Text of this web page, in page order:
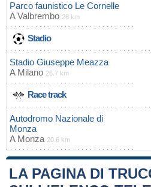
Parco faunistico Le Cornelle
AValbrembo 28 km
Stadio
Stadio Giuseppe Meazza
A Milano 26.7 km
Race track
Autodromo Nazionale di
Monza
A Monza 20.6 km
LA PAGINA DI